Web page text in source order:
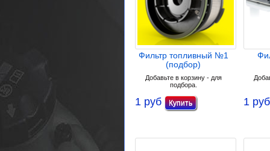
Фильтр топливный №1
(подбор)
Добавьте в корзину - для
подбора.
1 руб 1 руб